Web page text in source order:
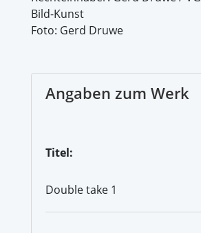
Bild-Kunst
Foto: Gerd Druwe
Angaben zum Werk
Titel:
Double take 1